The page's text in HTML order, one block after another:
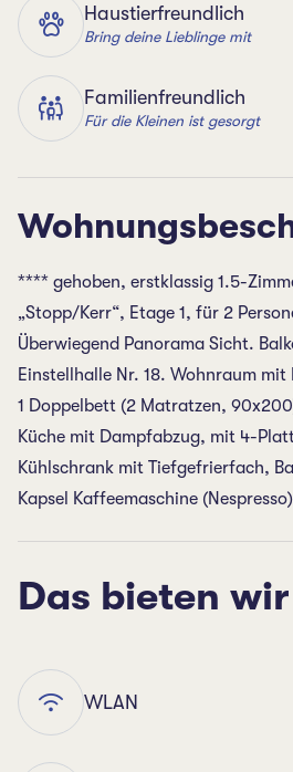
Haustierfreundlich
Bring deine Lieblinge mit
Familienfreundlich
Für die Kleinen ist gesorgt
**** gehoben, erstklassig 1.5-
„Stopp/Kerr“, Etage 1, für 2
Überwiegend Panorama Sicht.
Einstellhalle Nr. 18. Wohnraum mit
1 Doppelbett (2 Matratzen,
Küche mit Dampfabzug, mit 4-
Kühlschrank mit Tiefgefrierfach,
Kapsel Kaffeemaschine
Das bieten
WLAN